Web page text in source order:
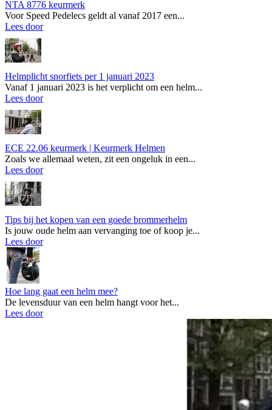
NTA 8776 keurmerk
Voor Speed Pedelecs geldt al vanaf 2017 een...
Lees door
Helmplicht snorfiets per 1 januari 2023
Vanaf 1 januari 2023 is het verplicht om een helm...
Lees door
ECE 22.06 keurmerk | Keurmerk Helmen
Zoals we allemaal weten, zit een ongeluk in een...
Lees door
Tips bij het kopen van een goede brommerhelm
Is jouw oude helm aan vervanging toe of koop je...
Lees door
Hoe lang gaat een helm mee?
De levensduur van een helm hangt voor het...
Lees door